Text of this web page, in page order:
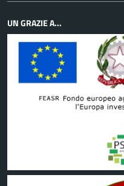
UN GRAZIE A...